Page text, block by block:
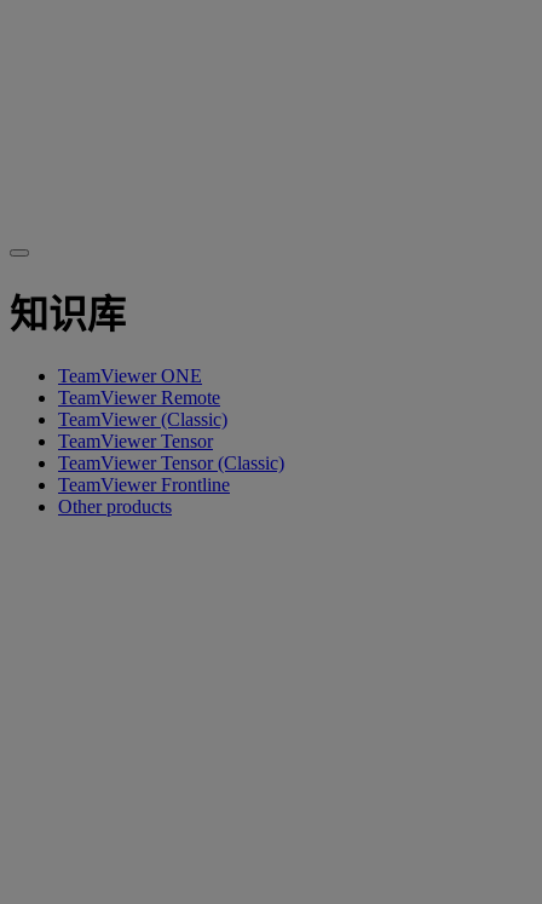
知识库
TeamViewer ONE
TeamViewer Remote
TeamViewer (Classic)
TeamViewer Tensor
TeamViewer Tensor (Classic)
TeamViewer Frontline
Other products